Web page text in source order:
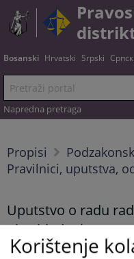
Bosanski Hrvatski Srpski
Napredna pretraga
Propisi
Pravilnici, uputstva,
Uputstvo o radu
obezbjeđenja
Korištenje